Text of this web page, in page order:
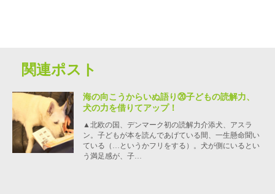
関連ポスト
海の向こうからいぬ語り⑳子どもの読解力、
犬の力を借りてアップ！
▲北欧の国、デンマーク初の読解力介添犬、アスラ
ン。子どもが本を読んであげている間、一生懸命聞い
ている（…というかフリをする）。犬が側にいるとい
う満足感が、子…